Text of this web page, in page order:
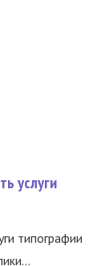
услуги
типографии